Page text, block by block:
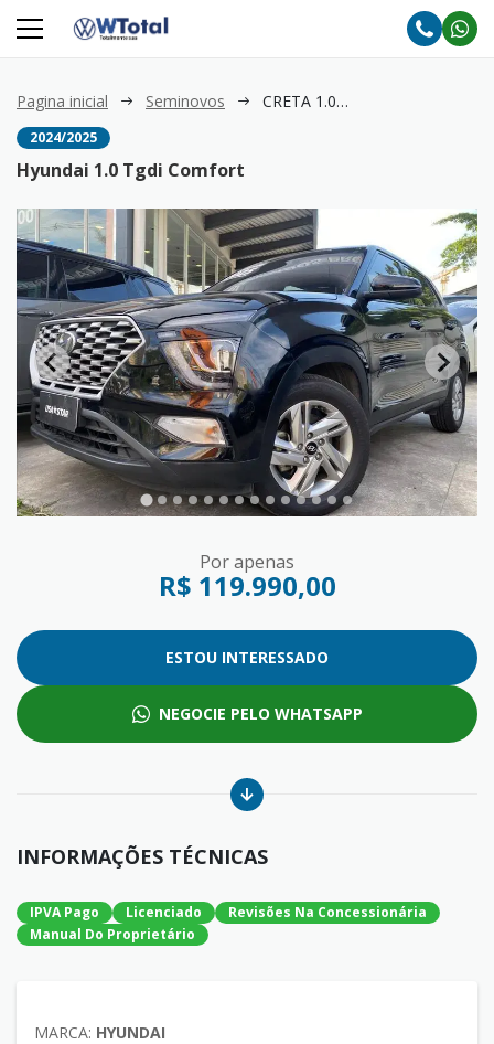
Pagina inicial Seminovos CRETA 1.0 Tgdi Comfort
2024/2025
Hyundai 1.0 Tgdi Comfort
Por apenas
R$ 119.990,00
ESTOU INTERESSADO
NEGOCIE PELO WHATSAPP
INFORMAÇÕES TÉCNICAS
IPVA Pago Licenciado
Revisões Na Concessionária
Manual Do Proprietário
MARCA: HYUNDAI